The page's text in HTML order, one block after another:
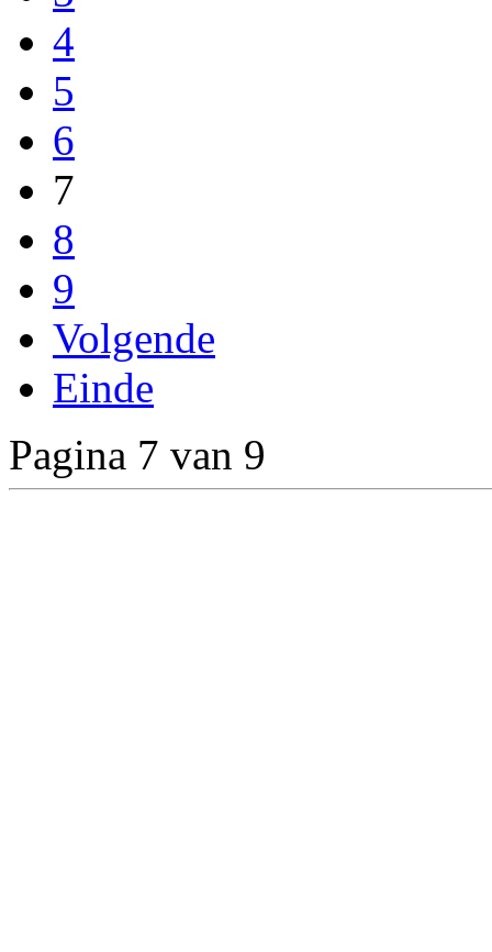
4
5
6
7
8
9
Volgende
Einde
Pagina 7 van 9